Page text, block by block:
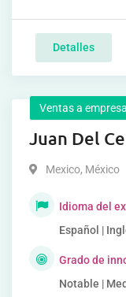
Detalles
Ventas a
Juan Del
Mexico, México
Idioma del
Español |
Grado de
Notable |